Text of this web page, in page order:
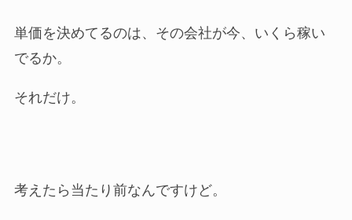
単価を決めてるのは、その会社が今、いくら稼い
でるか。
それだけ。
考えたら当たり前なんですけど。